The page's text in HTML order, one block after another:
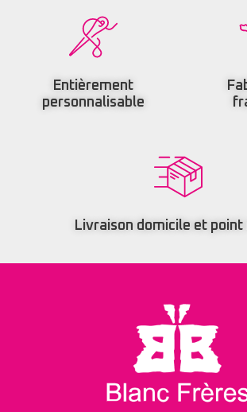
Entièrement
personnalisable
Livraison domicile et point